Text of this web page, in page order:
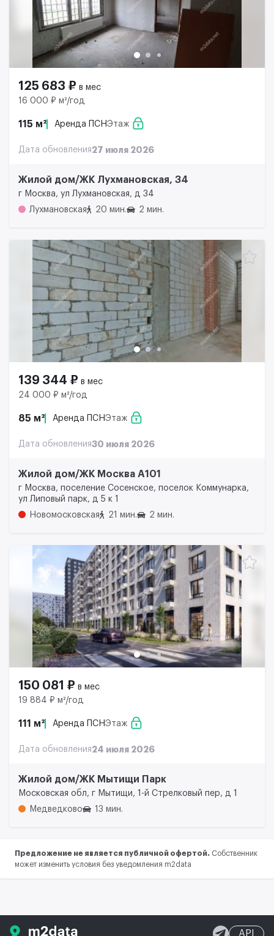
125 683 ₽ в мес
16 000 ₽ м²/год
115 м² Аренда ПСНЭтаж
Дата обновления27 июля 2026
Жилой дом/ЖК Лухмановская, 34
г Москва, ул Лухмановская, д 34
Лухмановская
20 мин. 2 мин.
139 344 ₽ в мес
24 000 ₽ м²/год
85 м² Аренда ПСНЭтаж
Дата обновления30 июля 2026
Жилой дом/ЖК Москва А101
г Москва, поселение Сосенское, поселок Коммунарка,
ул Липовый парк, д 5 к 1
Новомосковская
21 мин. 2 мин.
150 081 ₽ в мес
19 884 ₽ м²/год
111 м² Аренда ПСНЭтаж
Дата обновления24 июля 2026
Жилой дом/ЖК Мытищи Парк
Московская обл, г Мытищи, 1-й Стрелковый пер, д 1
Медведково
13 мин.
Предложение не является публичной офертой. Собственник
может изменить условия без уведомления m2data
API